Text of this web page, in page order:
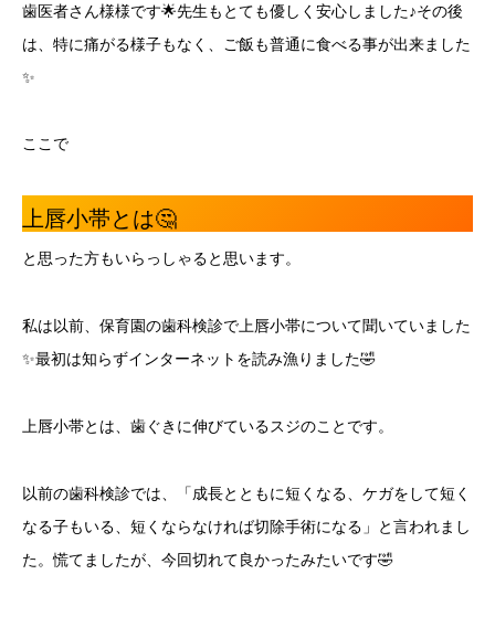
歯医者さん様様です🌟先生もとても優しく安心しました♪その後
は、特に痛がる様子もなく、ご飯も普通に食べる事が出来ました
✨
ここで
上唇小帯とは🤔
と思った方もいらっしゃると思います。
私は以前、保育園の歯科検診で上唇小帯について聞いていました
✨最初は知らずインターネットを読み漁りました🤣
上唇小帯とは、歯ぐきに伸びているスジのことです。
以前の歯科検診では、「成長とともに短くなる、ケガをして短く
なる子もいる、短くならなければ切除手術になる」と言われまし
た。慌てましたが、今回切れて良かったみたいです🤣